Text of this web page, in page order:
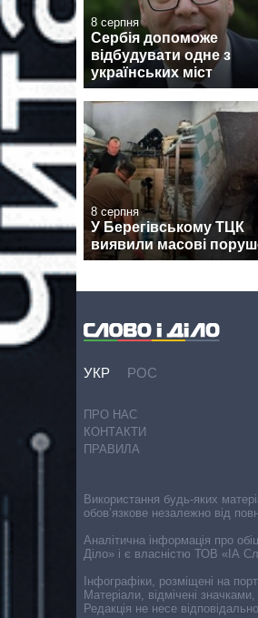
8 серпня
Сербія допоможе
відбудувати одне з
українських міст
8 серпня
У Берегівському ТЦК
виявили масові
УКР РОС
ПРО НАС
КОНТАКТИ
ПРАВИЛА
Використання будь-яких
обов’язкове незалежно від
Аналітична інформація про
Діло» і є власністю ТОВ «ІА
Інфографіки, розміщені на
Матеріали, відмічені
Редакція не несе